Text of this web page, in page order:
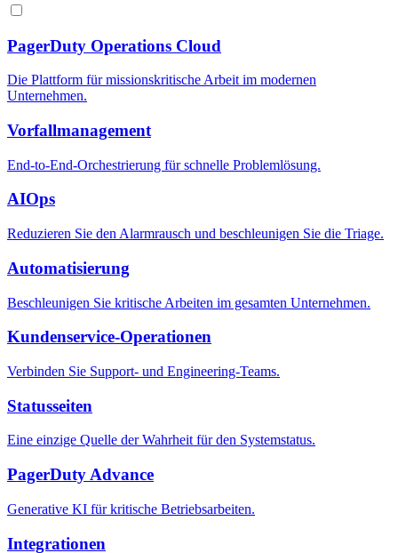
PagerDuty Operations Cloud
Die Plattform für missionskritische Arbeit im modernen
Unternehmen.
Vorfallmanagement
End-to-End-Orchestrierung für schnelle Problemlösung.
AIOps
Reduzieren Sie den Alarmrausch und beschleunigen Sie die Triage.
Automatisierung
Beschleunigen Sie kritische Arbeiten im gesamten Unternehmen.
Kundenservice-Operationen
Verbinden Sie Support- und Engineering-Teams.
Statusseiten
Eine einzige Quelle der Wahrheit für den Systemstatus.
PagerDuty Advance
Generative KI für kritische Betriebsarbeiten.
Integrationen